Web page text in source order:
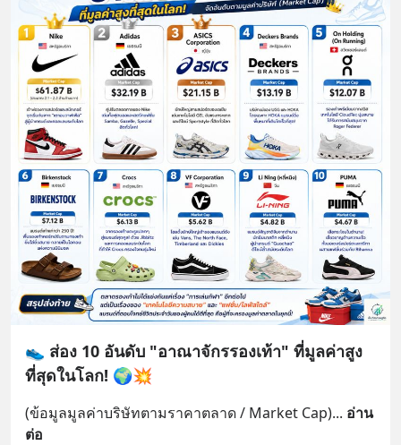
👟 ส่อง 10 อันดับ "อาณาจักรรองเท้า" ที่มูลค่าสูง
ที่สุดในโลก! 🌍💥
(ข้อมูลมูลค่าบริษัทตามราคาตลาด / Market Cap)... อ่าน
ต่อ